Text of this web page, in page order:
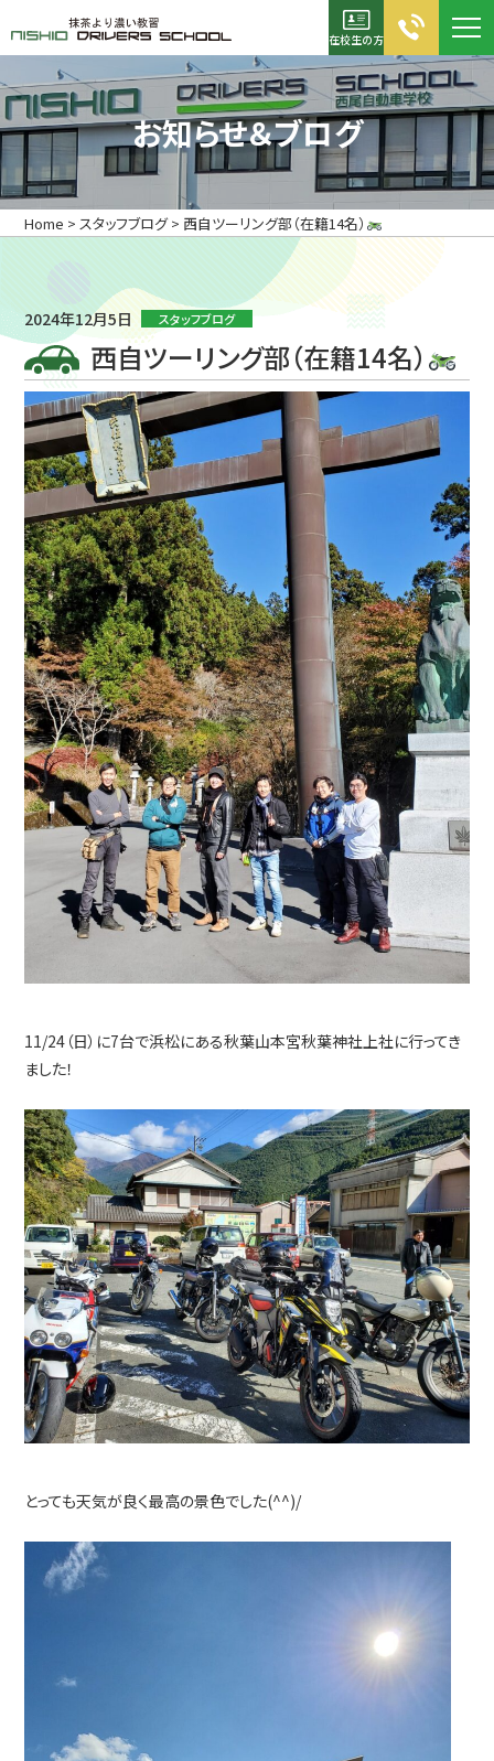
在校生の方
お電話でのお問合せ
0120-05-2355
TEL：0563-56-5311
FAX：0563-56-5267
資料請求 入校申込書
ホーム
初めての方へ
キャンペーン診断
キャンペーン
合宿コース
学校案内
入校案内
各種講習
教習料金
アクセス
よくある質問
資料請求・問い合わせ
プライバシーポリシー
SDGS宣言
スタッフ紹介
短期通学コース
自動二輪免許オーダーメイド
特例教習
在校生の方
ホテル西尾
上地自動車学校
公式採用サイト
Instagram
Youtube
お知らせ＆ブログ
Home >スタッフブログ> 西自ツーリング部（在籍14名）
2024年12月5日 スタッフブログ
西自ツーリング部（在籍14名）
11/24（日）に7台で浜松にある秋葉山本宮秋葉神社上社に行ってき
ました！
とっても天気が良く最高の景色でした(^^)/